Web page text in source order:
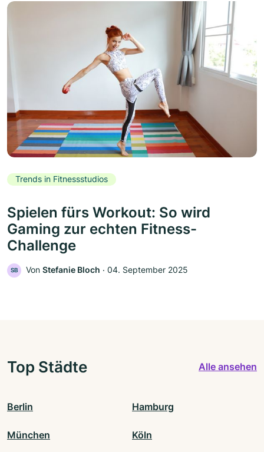
Trends in Fitnessstudios
Spielen fürs Workout: So wird
Gaming zur echten Fitness-
Challenge
SB Von Stefanie Bloch ‧ 04. September 2025
Top Städte Alle ansehen
Berlin Hamburg
München Köln